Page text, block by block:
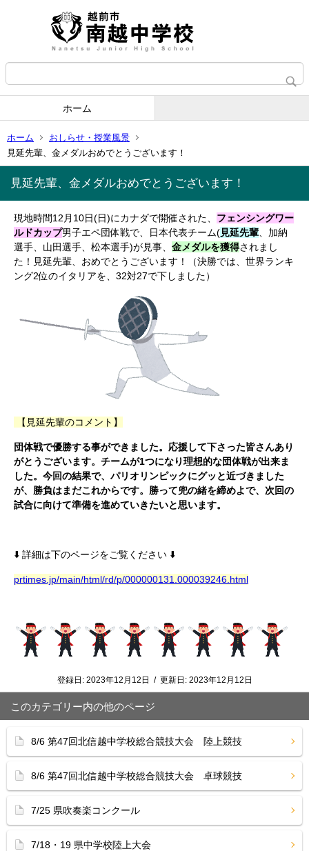
ホーム
ホーム
おしらせ・授業風景
見延先輩、金メダルおめでとうございます！
見延先輩、金メダルおめでとうございます！
現地時間12月10日(日)にカナダで開催された、 フェンシングワー
ルドカップ男子エペ団体戦で、日本代表チーム(見延先輩 、加納
選手、山田選手、松本選手)が見事、 金メダルを獲得されまし
た！見延先輩、おめでとうございます！（決勝では、世界ランキ
ング2位のイタリアを、32対27で下しました）
【見延先輩のコメント】
団体戦で優勝する事ができました。応援して下さった皆さんあり
がとうございます。チームが1つになり理想的な団体戦が出来ま
した。今回の結果で、パリオリンピックにグッと近づきました
が、勝負はまだこれからです。勝って兜の緒を締めよで、次回の
試合に向けて準備を進めていきたいと思います。
⬇️ 詳細は下のページをご覧ください ⬇️
prtimes.jp/main/html/rd/p/000000131.000039246.html
登録日: 2023年12月12日 / 更新日: 2023年12月12日
このカテゴリー内の他のページ
8/6 第47回北信越中学校総合競技大会 陸上競技
8/6 第47回北信越中学校総合競技大会 卓球競技
7/25 県吹奏楽コンクール
7/18・19 県中学校陸上大会